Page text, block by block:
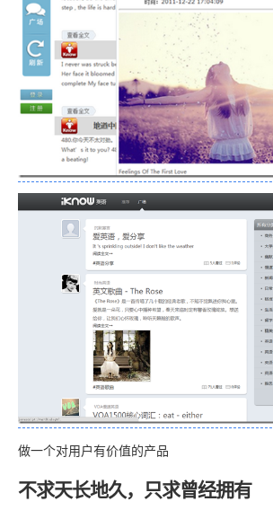
做一个对用户有价值的产品
不求天长地久，只求曾经拥有